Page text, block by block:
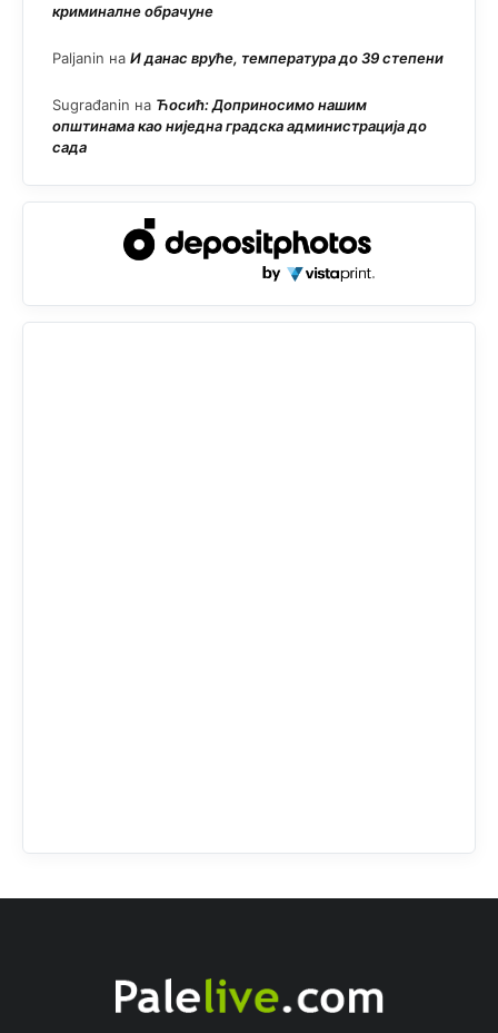
криминалне обрачуне
Paljanin на И данас вруће, температура до 39 степени
Sugrađanin на Ћосић: Доприносимо нашим
општинама као ниједна градска администрација до
сада